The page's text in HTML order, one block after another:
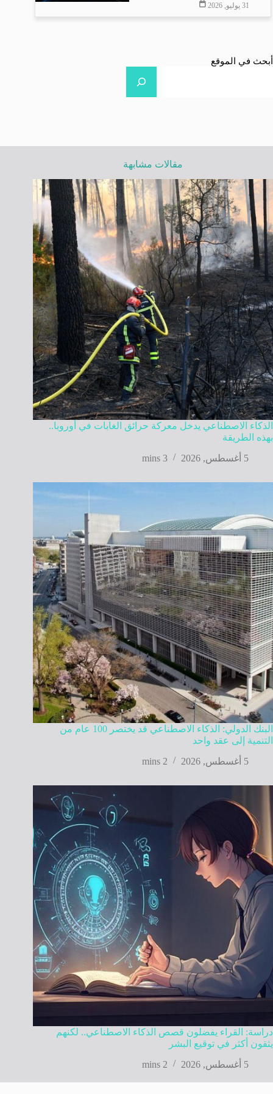
31 يوليو, 2026
أبحث في الموقع
مقالات مشابهة
الذكاء الاصطناعي يدخل معركة حرائق الغابات في أوروبا..
بهذه الطريقة
5 أغسطس, 2026
3 mins
البنك الدولي: الذكاء الاصطناعي قد يختصر 100 عام من
التنمية إلى عقد واحد
5 أغسطس, 2026
2 mins
دراسة: القراء يفضلون قصص الذكاء الاصطناعي.. لكنهم
يثقون أكثر في توقيع البشر
5 أغسطس, 2026
2 mins